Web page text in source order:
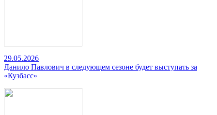
29.05.2026
Данило Павлович в следующем сезоне будет выступать за
«Кузбасс»